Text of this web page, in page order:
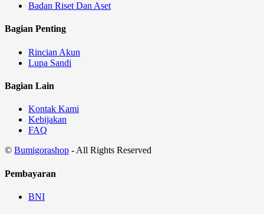
Badan Riset Dan Aset
Bagian Penting
Rincian Akun
Lupa Sandi
Bagian Lain
Kontak Kami
Kebijakan
FAQ
© Bumigorashop - All Rights Reserved
Pembayaran
BNI